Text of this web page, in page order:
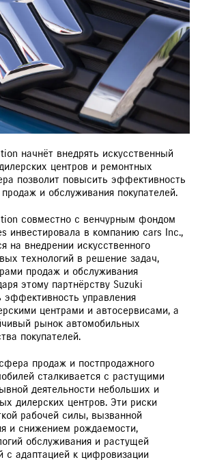
начнёт внедрять искусственный
центров и ремонтных
позволит повысить эффективность
и обслуживания покупателей.
совместно с венчурным фондом
инвестировала в компанию сars Inc.,
на внедрении искусственного
технологий в решение задач,
продаж и обслуживания
этому партнёрству Suzuki
эффективность управления
центрами и автосервисами, а
рынок автомобильных
покупателей.
продаж и постпродажного
сталкивается с растущими
деятельности небольших и
дилерских центров. Эти риски
рабочей силы, вызванной
и снижением рождаемости,
обслуживания и растущей
с адаптацией к цифровизации